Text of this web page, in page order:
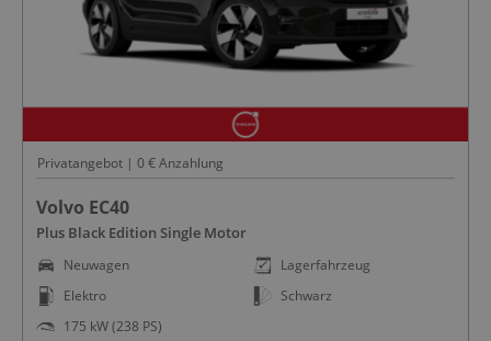
Privatangebot | 0 € Anzahlung
Volvo EC40
Plus Black Edition Single Motor
Neuwagen
Elektro
175 kW (238 PS)
Lagerfahrzeug
Schwarz